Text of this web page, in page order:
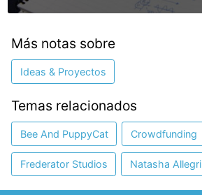
Más notas sobre
Ideas & Proyectos
Temas relacionados
Bee And PuppyCat Crowdfunding
Frederator Studios Natasha Allegri